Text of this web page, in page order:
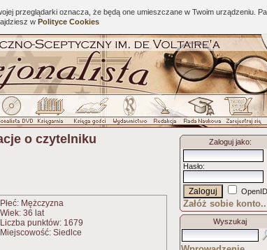
przeglądarki oznacza, że będą one umieszczane w Twoim urządzeniu.
w Polityce Cookies
o czytelniku
Płeć: Mężczyzna
Wiek: 36 lat
Liczba punktów: 1679
Miejscowość: Siedlce
Zaloguj jako:
Hasło:
OpenID
Załóż sobie konto..
Wyszukaj